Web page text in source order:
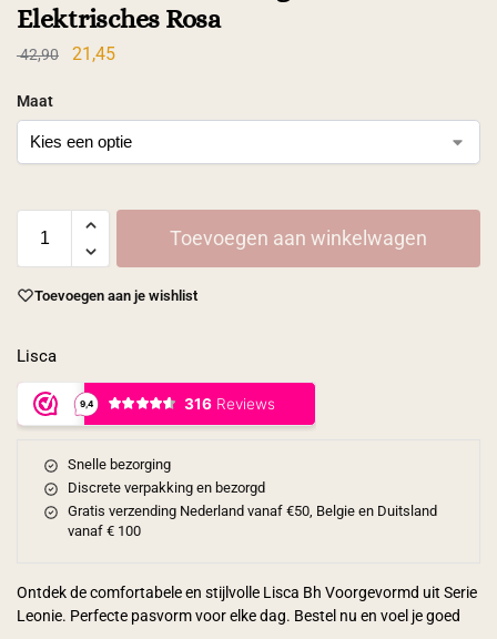
Elektrisches Rosa
42,90 21,45
Maat
Toevoegen aan winkelwagen
Toevoegen aan je wishlist
Lisca
Snelle bezorging
Discrete verpakking en bezorgd
Gratis verzending Nederland vanaf €50, Belgie en Duitsland
vanaf € 100
Ontdek de comfortabele en stijlvolle Lisca Bh Voorgevormd uit Serie
Leonie. Perfecte pasvorm voor elke dag. Bestel nu en voel je goed